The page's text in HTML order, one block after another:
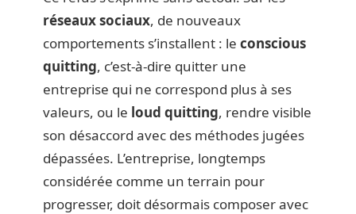
réseaux sociaux, de nouveaux
comportements s’installent : le conscious
quitting, c’est-à-dire quitter une
entreprise qui ne correspond plus à ses
valeurs, ou le loud quitting, rendre visible
son désaccord avec des méthodes jugées
dépassées. L’entreprise, longtemps
considérée comme un terrain pour
progresser, doit désormais composer avec